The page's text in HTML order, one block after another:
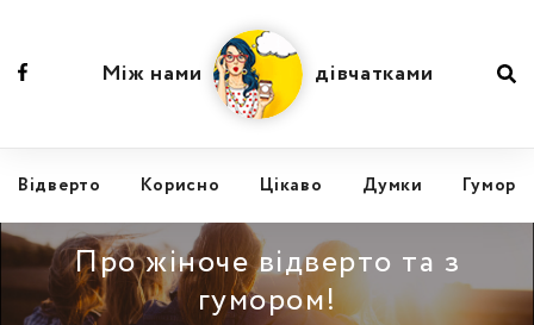
Відвертo Корисно Цікаво Думки Гумор
Між нами дівчатками
Про жіноче відверто та з
гумором!